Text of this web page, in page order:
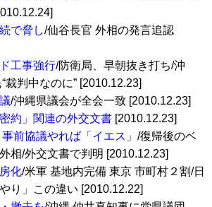
で脅し/仙谷長官 外相の発言追認
工事強行/防衛局、早朝抜き打ち/沖
裁判中なのに” [2010.12.23]
/沖縄県議会が全会一致 [2010.12.23]
約」関連の外交文書 [2010.12.23]
前協議やれば「イエス」 /復帰後のベ
相/外交文書で判明 [2010.12.23]
化/米軍 基地内完備 東京 市町村２割/日
り」この違い [2010.12.22]